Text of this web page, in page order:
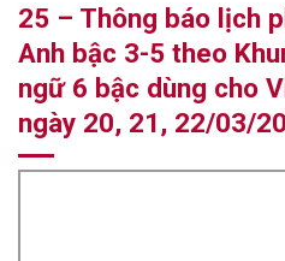
25 – Thông báo lịch
Anh bậc 3-5 theo
ngữ 6 bậc dùng cho
ngày 20, 21, 22/03/